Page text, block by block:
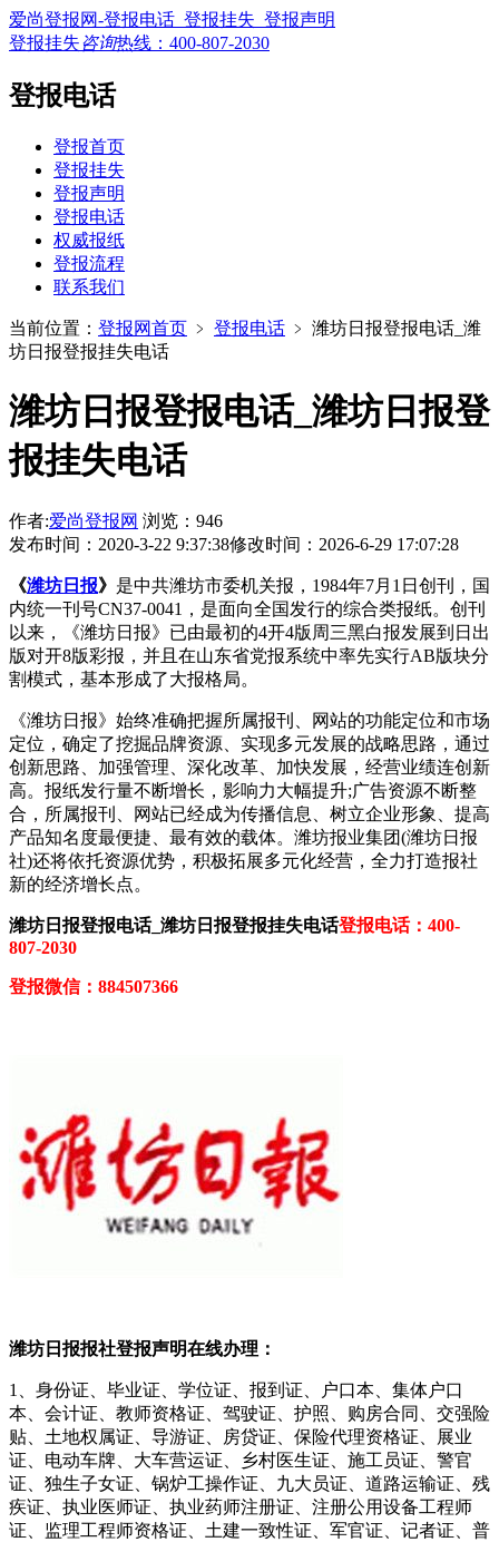
爱尚登报网-登报电话_登报挂失_登报声明
登报挂失咨询热线： 400-807-2030
登报电话
登报首页
登报挂失
登报声明
登报电话
权威报纸
登报流程
联系我们
当前位置： 登报网首页 ﹥ 登报电话 ﹥ 潍坊日报登报电话_潍
坊日报登报挂失电话
潍坊日报登报电话_潍坊日报登
报挂失电话
作者:爱尚登报网 浏览：946
发布时间：2020-3-22 9:37:38修改时间：2026-6-29 17:07:28
《潍坊日报》 是中共潍坊市委机关报，1984年7月1日创刊，国
内统一刊号CN37-0041，是面向全国发行的综合类报纸。创刊
以来，《潍坊日报》已由最初的4开4版周三黑白报发展到日出
版对开8版彩报，并且在山东省党报系统中率先实行AB版块分
割模式，基本形成了大报格局。
《潍坊日报》始终准确把握所属报刊、网站的功能定位和市场
定位，确定了挖掘品牌资源、实现多元发展的战略思路，通过
创新思路、加强管理、深化改革、加快发展，经营业绩连创新
高。报纸发行量不断增长，影响力大幅提升;广告资源不断整
合，所属报刊、网站已经成为传播信息、树立企业形象、提高
产品知名度最便捷、最有效的载体。潍坊报业集团(潍坊日报
社)还将依托资源优势，积极拓展多元化经营，全力打造报社
新的经济增长点。
潍坊日报登报电话_潍坊日报登报挂失电话登报电话：400-
807-2030
登报微信：884507366
潍坊日报报社登报声明在线办理：
1、身份证、毕业证、学位证、报到证、户口本、集体户口
本、会计证、教师资格证、驾驶证、护照、购房合同、交强险
贴、土地权属证、导游证、房贷证、保险代理资格证、展业
证、电动车牌、大车营运证、乡村医生证、施工员证、警官
证、独生子女证、锅炉工操作证、九大员证、道路运输证、残
疾证、执业医师证、执业药师注册证、注册公用设备工程师
证、监理工程师资格证、土建一致性证、军官证、记者证、普